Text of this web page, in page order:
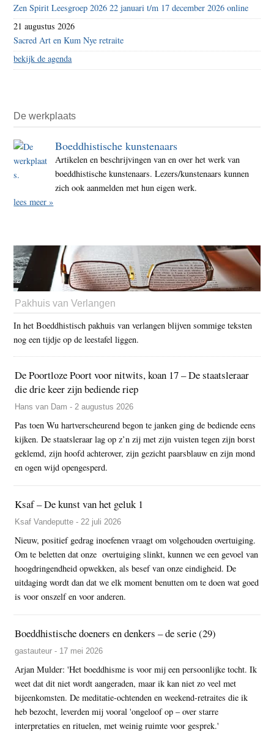
Zen Spirit Leesgroep 2026 22 januari t/m 17 december 2026 online
21 augustus 2026
Sacred Art en Kum Nye retraite
bekijk de agenda
De werkplaats
Boeddhistische kunstenaars
Artikelen en beschrijvingen van en over het werk van
boeddhistische kunstenaars. Lezers/kunstenaars kunnen
zich ook aanmelden met hun eigen werk.
lees meer »
Pakhuis van Verlangen
In het Boeddhistisch pakhuis van verlangen blijven sommige teksten
nog een tijdje op de leestafel liggen.
De Poortloze Poort voor nitwits, koan 17 – De staatsleraar
die drie keer zijn bediende riep
Hans van Dam - 2 augustus 2026
Pas toen Wu hartverscheurend begon te janken ging de bediende eens
kijken. De staatsleraar lag op z’n zij met zijn vuisten tegen zijn borst
geklemd, zijn hoofd achterover, zijn gezicht paarsblauw en zijn mond
en ogen wijd opengesperd.
Ksaf – De kunst van het geluk 1
Ksaf Vandeputte - 22 juli 2026
Nieuw, positief gedrag inoefenen vraagt om volgehouden overtuiging.
Om te beletten dat onze overtuiging slinkt, kunnen we een gevoel van
hoogdringendheid opwekken, als besef van onze eindigheid. De
uitdaging wordt dan dat we elk moment benutten om te doen wat goed
is voor onszelf en voor anderen.
Boeddhistische doeners en denkers – de serie (29)
gastauteur - 17 mei 2026
Arjan Mulder: 'Het boeddhisme is voor mij een persoonlijke tocht. Ik
weet dat dit niet wordt aangeraden, maar ik kan niet zo veel met
bijeenkomsten. De meditatie-ochtenden en weekend-retraites die ik
heb bezocht, leverden mij vooral 'ongeloof op – over starre
interpretaties en rituelen, met weinig ruimte voor gesprek.'